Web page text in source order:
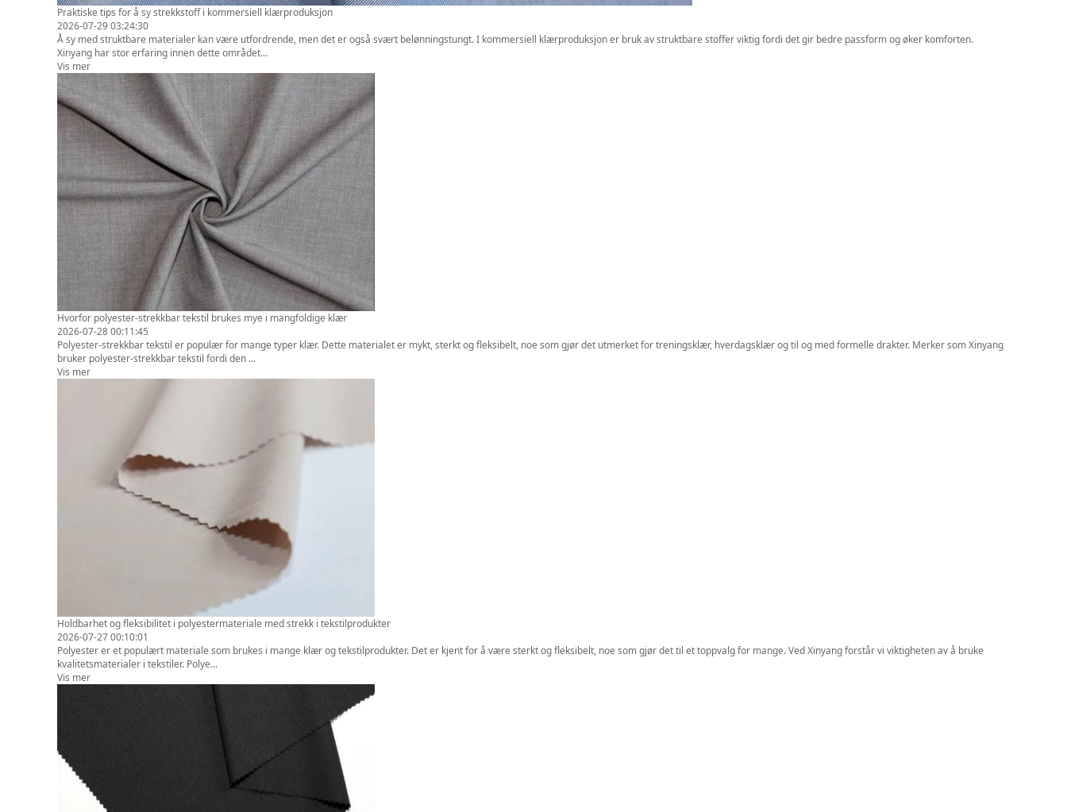
Praktiske tips for å sy strekkstoff i kommersiell klærproduksjon
2026-07-29 03:24:30
Å sy med struktbare materialer kan være utfordrende, men det er også svært belønningstungt. I kommersiell klærproduksjon er bruk av struktbare stoffer viktig fordi det gir bedre passform og øker komforten.
Xinyang har stor erfaring innen dette området...
Vis mer
Hvorfor polyester-strekkbar tekstil brukes mye i mangfoldige klær
2026-07-28 00:11:45
Polyester-strekkbar tekstil er populær for mange typer klær. Dette materialet er mykt, sterkt og fleksibelt, noe som gjør det utmerket for treningsklær, hverdagsklær og til og med formelle drakter. Merker som Xinyang
bruker polyester-strekkbar tekstil fordi den ...
Vis mer
Holdbarhet og fleksibilitet i polyestermateriale med strekk i tekstilprodukter
2026-07-27 00:10:01
Polyester er et populært materiale som brukes i mange klær og tekstilprodukter. Det er kjent for å være sterkt og fleksibelt, noe som gjør det til et toppvalg for mange. Ved Xinyang forstår vi viktigheten av å bruke
kvalitetsmaterialer i tekstiler. Polye...
Vis mer